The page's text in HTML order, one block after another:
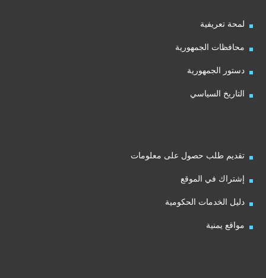
لمحة تعريفية
محافظات الجمهورية
دستور الجمهورية
التاريخ السياسي
تقديم طلب حصول على معلومات
إشتراك في الموقع
دليل الخدمات الحكومية
مواقع يمنية